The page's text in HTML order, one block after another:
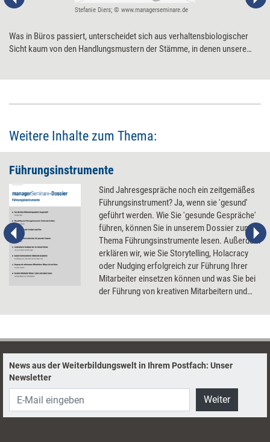
Stefanie Diers; © www.managerseminare.de
Was in Büros passiert, unterscheidet sich aus verhaltensbiologischer
Sicht kaum von den Handlungsmustern der Stämme, in denen unsere
Weitere Inhalte zum Thema:
Führungsinstrumente
Sind Jahresgespräche noch ein zeitgemäßes
Führungsinstrument? Ja, wenn sie 'gesund'
geführt werden. Wie Sie 'gesunde Gespräche'
führen, können Sie in unserem Dossier zum
Thema Führungsinstrumente lesen. Außerdem
erklären wir, wie Sie Storytelling, Holacracy
oder Nudging erfolgreich zur Führung Ihrer
Mitarbeiter einsetzen können und was Sie bei
der Führung von kreativen Mitarbeitern und
sollten.
News aus der Weiterbildungswelt in Ihrem Postfach: Unser
Newsletter
Weiter